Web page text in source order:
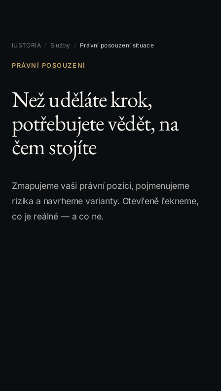
IUSTORIA / Služby / Právní posouzení situace
PRÁVNÍ POSOUZENÍ
Než uděláte krok,
potřebujete vědět, na
čem stojíte
Zmapujeme vaši právní pozici, pojmenujeme
rizika a navrheme varianty. Otevřeně řekneme,
co je reálné — a co ne.